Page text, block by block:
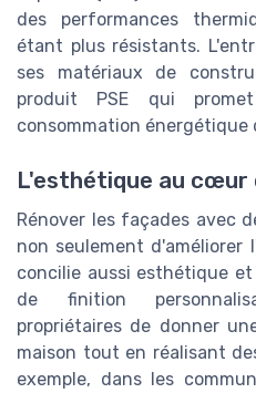
des performances
étant plus résistants.
ses matériaux de
produit PSE qui
consommation énergétique
L'esthétique au cœur
Rénover les façades avec
non seulement d'améliorer
concilie aussi esthétique
de finition
propriétaires de donner
maison tout en réalisant
exemple, dans les